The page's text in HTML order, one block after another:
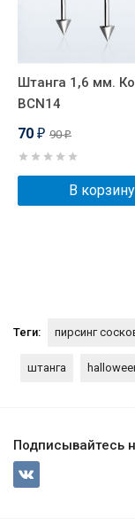
Штанга 1,6 мм.
BCN14
70 ₽ 90₽
В корзину
Теги: пирсинг
штанга
Подписывайтесь